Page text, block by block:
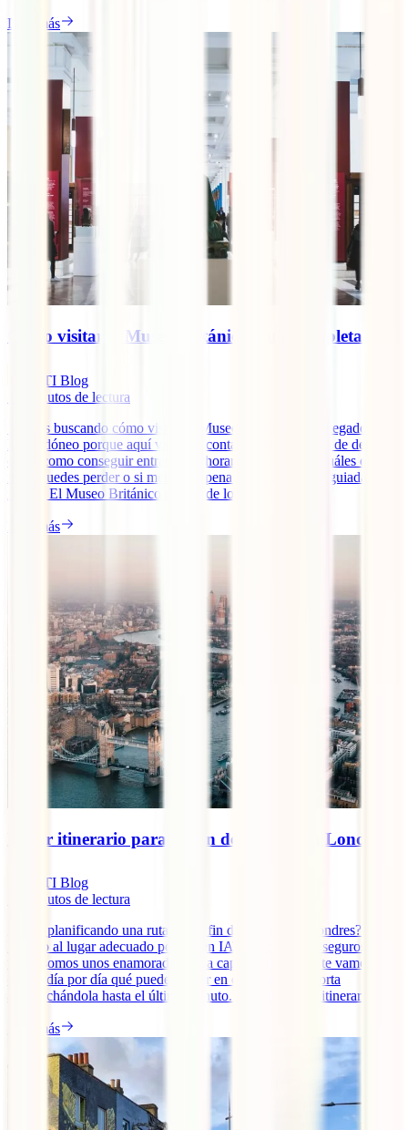
Leer más
Cómo visitar el Museo Británico: guía completa
IATI Blog
minutos de lectura
Si estás buscando cómo visitar el Museo Británico, has llegado al
lugar idóneo porque aquí vamos a contarte con todo lujo de detalles
cosas como conseguir entradas, el horario de apertura, cuáles obras
no te puedes perder o si merece la pena hacer una visita guiada. ¿La
razón? El Museo Británico es uno de los [...]
Leer más
Mejor itinerario para un fin de semana en Londres
IATI Blog
minutos de lectura
¿Estás planificando una ruta de un fin de semana en Londres? Has
llegado al lugar adecuado porque en IATI, expertos en seguros de
viaje, somos unos enamorados de la capital británica y te vamos a
contar día por día qué puedes hacer en esta escapada corta
aprovechándola hasta el último minuto. Además de un itinerario [...]
Leer más